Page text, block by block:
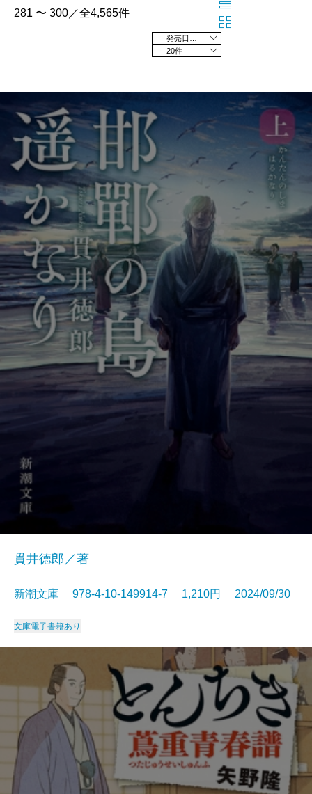
281 〜 300／全4,565件
20件
貫井徳郎／著
新潮文庫 978-4-10-149914-7 1,210円 2024/09/30
文庫電子書籍あり